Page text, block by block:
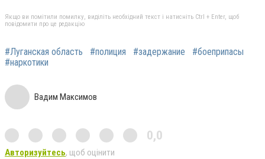
Якщо ви помітили помилку, виділіть необхідний текст і натисніть Ctrl + Enter, щоб
повідомити про це редакцію
#Луганская область #полиция #задержание
#боеприпасы
#наркотики
Вадим Максимов
0,0
Авторизуйтесь, щоб оцінити